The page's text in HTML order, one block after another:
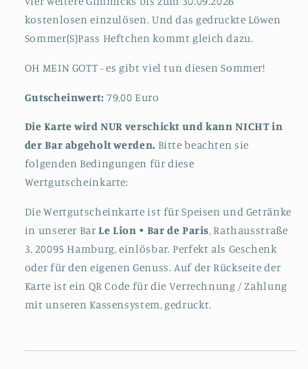
kostenlosen einzulösen. Und das gedruckte Löwen
Sommer(S)Pass Heftchen kommt gleich dazu.
OH MEIN GOTT - es gibt viel tun diesen Sommer!
Gutscheinwert: 79,00 Euro
Die Karte wird NUR verschickt und kann NICHT in
der Bar abgeholt werden. Bitte beachten sie
folgenden Bedingungen für diese
Wertgutscheinkarte:
Die Wertgutscheinkarte ist für Speisen und Getränke
in unserer BarLe Lion • Bar de Paris, Rathausstraße
3, 20095 Hamburg, einlösbar. Perfekt als Geschenk
oder für den eigenen Genuss.Auf der Rückseite der
Karte ist ein QR Code für die Verrechnung / Zahlung
mit unseren Kassensystem, gedruckt.